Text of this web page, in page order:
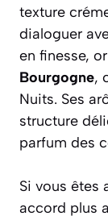
texture
dialoguer
en finesse,
Bourgogne,
Nuits. Ses
structure
parfum des
Si vous êtes
accord plus